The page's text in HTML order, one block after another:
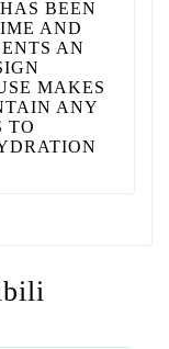
BEEN
AND
AN
MAKES
ANY
TO